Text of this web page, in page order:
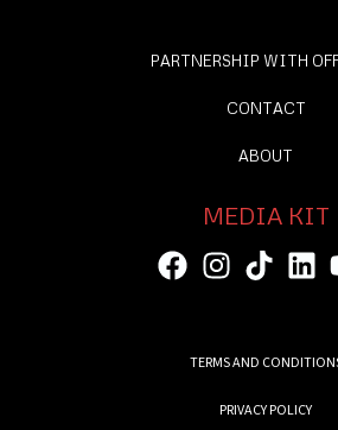
PARTNERSHIP WITH
CONTACT
ABOUT
MEDIA KIT
TERMS AND
PRIVACY POLICY